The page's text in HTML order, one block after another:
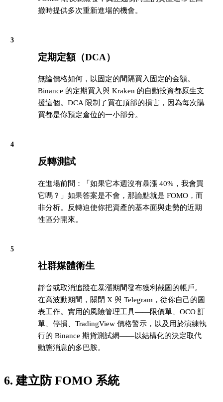
撤時提供多次重新進場的機會。
3
定期定額（DCA）
無論價格如何，以固定的間隔買入固定的金額。
Binance 的定期買入與 Kraken 的自動投資都原生支
援這個。DCA 限制了買在頂部的損害，因為每次購
買都是你預定倉位的一小部分。
4
反轉測試
在進場前問：「如果它本週沒有暴漲 40%，我會買
它嗎？」如果答案是不會，那論點就是 FOMO，而
非分析。反轉迫使你把資產的基本面與走勢的近期
性區分開來。
5
社群媒體衛生
靜音或取消追蹤在暴漲期間發布獲利截圖的帳戶。
在高波動期間，關閉 X 與 Telegram，從你自己的圖
表工作。實用的風險管理工具——限價單、OCO 訂
單、停損、TradingView 價格警示，以及用於演練執
行的 Binance 期貨測試網——以結構化的決定取代
動態消息的多巴胺。
6. 建立防 FOMO 系統